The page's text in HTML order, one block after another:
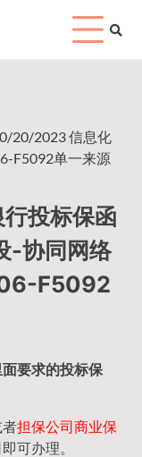
20/2023 信息化
F5092单一来源
投标保函
-协同网络
F5092
要求的投标保
担保公司商业保
可办理。